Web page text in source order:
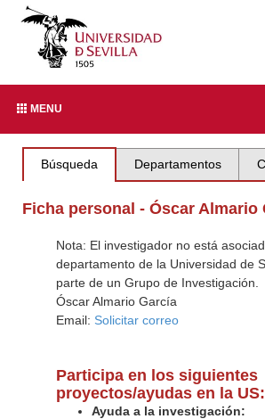
MENU
Búsqueda Departamentos
Ficha personal - Óscar Almario
Nota: El investigador no está
departamento de la Universidad de
parte de un Grupo de Investigación.
Óscar Almario García
Email: Solicitar correo
Participa en los siguientes
proyectos/ayudas en la US:
Ayuda a la investigación: